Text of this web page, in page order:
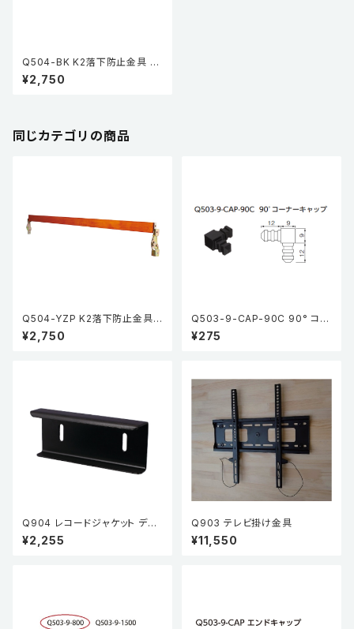
Q504-BK K2落下防止金具 PA
T.P
¥2,750
同じカテゴリの商品
Q504-YZP K2落下防止金具
PAT.P
¥2,750
Q503-9-CAP-90C 90° コー
ナーキャップ
¥275
Q904 レコードジャケット ディ
スプレイラック
¥2,255
Q903 テレビ掛け金具
¥11,550